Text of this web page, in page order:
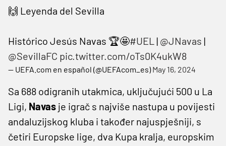
🙌 Leyenda del Sevilla
Histórico Jesús Navas 🏆🤩#UEL | @JNavas |
@SevillaFC pic.twitter.com/oTs0K4ukW8
— UEFA.com en español (@UEFAcom_es)May 16, 2024
Sa 688 odigranih utakmica, uključujući 500 u La
Ligi, Navas je igrač s najviše nastupa u povijesti
andaluzijskog kluba i također najuspješniji, s
četiri Europske lige, dva Kupa kralja, europskim